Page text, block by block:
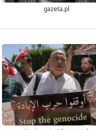
gazeta.pl